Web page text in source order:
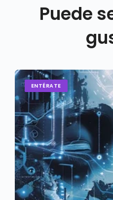
Puede
ENTÉRATE